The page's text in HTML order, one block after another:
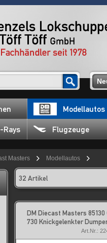
Modellautos
Rays Flugzeuge
Masters Modellautos
32 Artikel
DM Diecast Masters 85130
730 Knickgelenkter
Art.Nr.: